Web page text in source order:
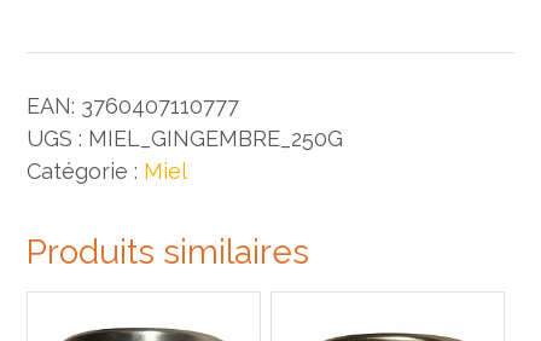
EAN: 3760407110777
UGS : MIEL_GINGEMBRE_250G
Catégorie : Miel
Produits similaires